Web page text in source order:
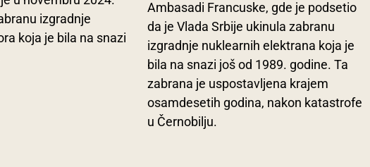
izgradnje
koja je bila na snazi
Ambasadi Francuske, gde je podsetio
da je Vlada Srbije ukinula zabranu
izgradnje nuklearnih elektrana koja je
bila na snazi još od 1989. godine. Ta
zabrana je uspostavljena krajem
osamdesetih godina, nakon katastrofe
u Černobilju.